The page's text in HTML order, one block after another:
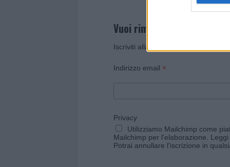
Vuoi rimanere sempre
Iscriviti alla newsletter di Gallura
Indirizzo email *
Privacy
Utilizziamo Mailchimp come
Mailchimp per l'elaborazione.
Potrai annullare l'iscrizione in